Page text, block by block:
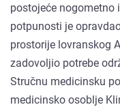
postojeće nogometno
potpunosti je
prostorije lovranskog
zadovoljio potrebe
Stručnu medicinsku
medicinsko osoblje